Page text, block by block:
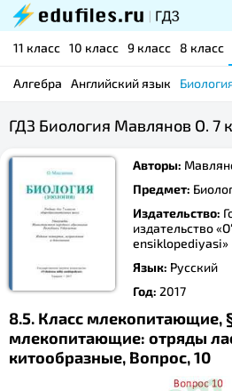
11 класс 10 класс 9 класс 8 класс
Алгебра Английский язык
ГДЗ Биология Мавлянов О. 7
Авторы:
Предмет:
Издательство:
издательство
ensiklopediyasi»
Язык: Русский
Год: 2017
8.5. Класс млекопитающие,
млекопитающие: отряды
китообразные, Вопрос, 10